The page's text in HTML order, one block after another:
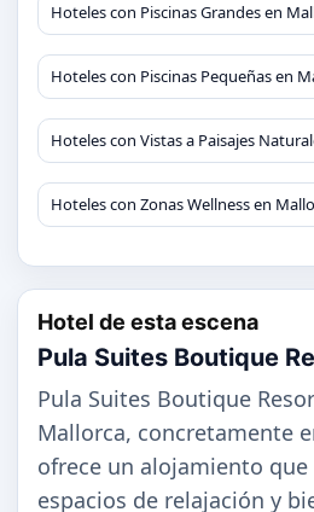
Hoteles con Piscinas Grandes en
Hoteles con Piscinas Pequeñas en
Hoteles con Vistas a Paisajes
Hoteles con Zonas Wellness en
Hotel de esta escena
Pula Suites Boutique
Pula Suites Boutique
Mallorca, concretamente
ofrece un alojamiento que
espacios de relajación y